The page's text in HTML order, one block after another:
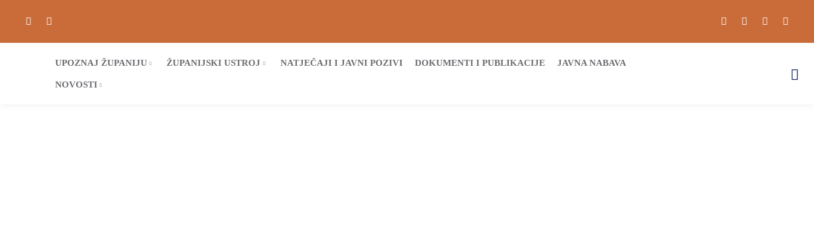
UPOZNAJ ŽUPANIJU ŽUPANIJSKI USTROJ NATJEČAJI I JAVNI POZIVI DOKUMENTI I PUBLIKACIJE JAVNA NABAVA
NOVOSTI